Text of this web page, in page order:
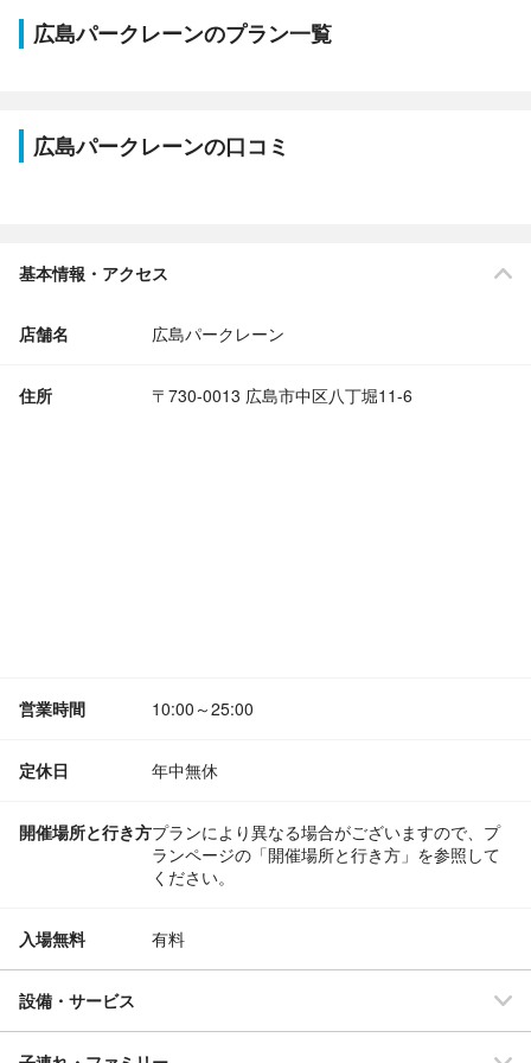
広島パークレーンのプラン一覧
広島パークレーンの口コミ
基本情報・アクセス
店舗名 広島パークレーン
住所 〒730-0013 広島市中区八丁堀11-6
営業時間 10:00～25:00
定休日 年中無休
開催場所と行き方プランにより異なる場合がございますので、プ
ランページの「開催場所と行き方」を参照して
ください。
入場無料 有料
設備・サービス